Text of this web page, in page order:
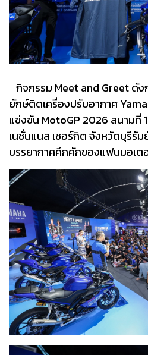
กิจกรรม Meet and Greet ดั
ยักษ์ติดเครื่องปรับอากาศ
แข่งขัน MotoGP 2026 สนามที่
เนชั่นแนล เซอร์กิต จังหวัดบุรีรัม
บรรยากาศคึกคักของแฟนมอเต